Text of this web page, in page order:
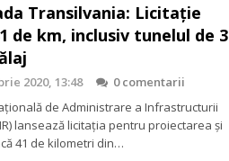
Transilvania: Licitație
de km, inclusiv tunelul de 3
2020, 13:48
0 comentarii
de Administrare a Infrastructurii
lansează licitația pentru proiectarea și
41 de kilometri din…